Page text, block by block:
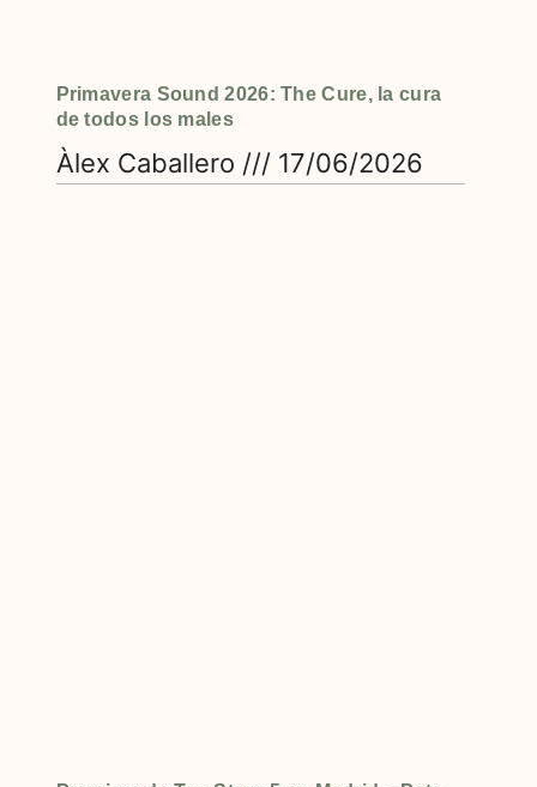
Primavera Sound 2026: The Cure, la cura
de todos los males
Àlex Caballero 17/06/2026